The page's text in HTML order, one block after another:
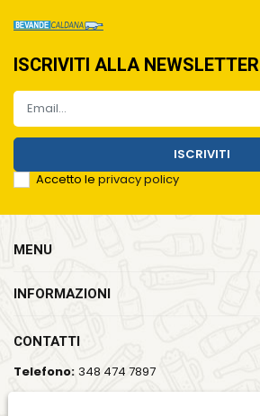
ISCRIVITI ALLA NEWSLETTER
ISCRIVITI
Accetto le privacy policy
CONTATTI
Telefono: 348 474 7897
Email: info@bevandecaldana.it
MENU
INFORMAZIONI